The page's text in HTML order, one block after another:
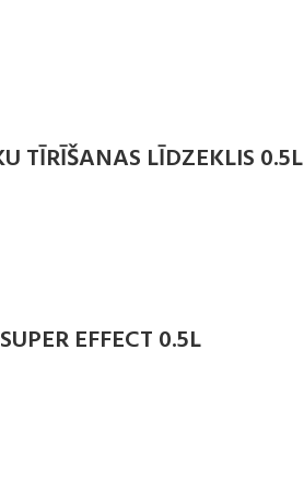
TĪRĪŠANAS LĪDZEKLIS 0.5L
EFFECT 0.5L